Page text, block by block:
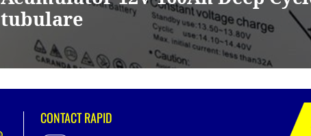
tubulare
CONTACT RAPID